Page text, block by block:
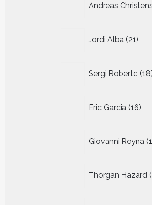
Andreas
Jordi Alba 21
Sergi Roberto 18
Eric Garcia 16
Giovanni Reyna
Thorgan Hazard